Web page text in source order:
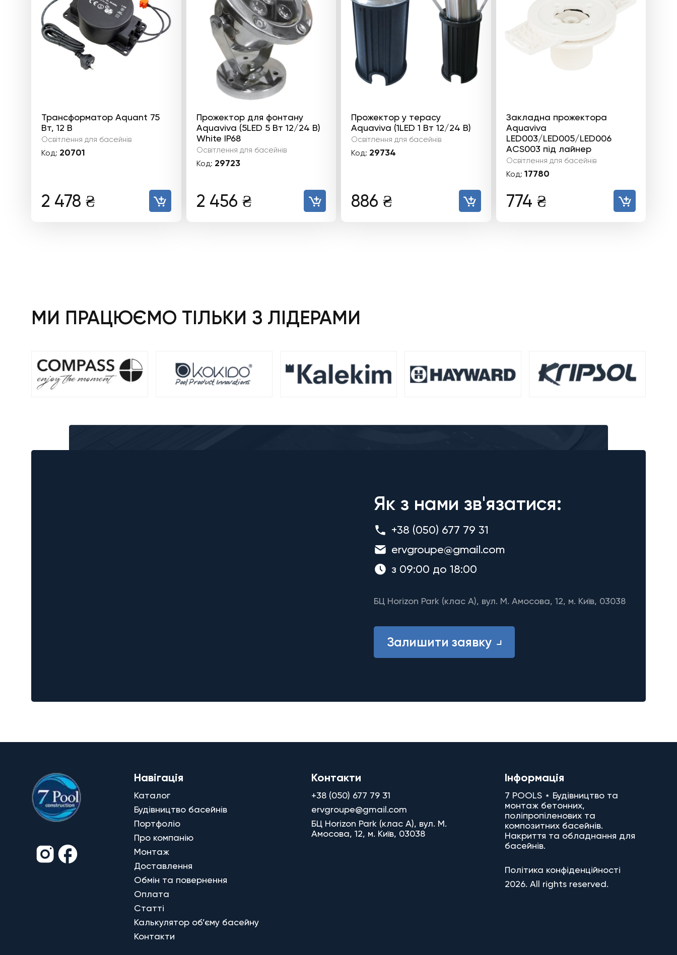
Трансформатор Aquant 75
Вт, 12 В
Освітлення для басейнів
Код: 20701
2 478 ₴
Прожектор для фонтану
Aquaviva (5LED 5 Вт 12/24 В)
White IP68
Освітлення для басейнів
Код: 29723
2 456 ₴
Прожектор у терасу
Aquaviva (1LED 1 Вт 12/24 В)
Освітлення для басейнів
Код: 29734
886 ₴
Закладна прожектора
Aquaviva
LED003/LED005/LED006
ACS003 під лайнер
Освітлення для басейнів
Код: 17780
774 ₴
МИ ПРАЦЮЄМО ТІЛЬКИ З ЛІДЕРАМИ
Як з нами зв'язатися:
+38 (050) 677 79 31
ervgroupe@gmail.com
з 09:00 до 18:00
БЦ Horizon Park (клас A), вул. М. Амосова, 12, м. Київ, 03038
Залишити заявку
Навігація
Каталог
Будівництво басейнів
Портфоліо
Про компанію
Монтаж
Доставлення
Обмін та повернення
Оплата
Статті
Калькулятор об’єму басейну
Контакти
Контакти
+38 (050) 677 79 31
ervgroupe@gmail.com
БЦ Horizon Park (клас A), вул. М.
Амосова, 12, м. Київ, 03038
Інформація
7 POOLS ⋆ Будівництво та
монтаж бетонних,
поліпропіленових та
композитних басейнів.
Накриття та обладнання для
басейнів.
Політика конфіденційності
2026. All rights reserved.